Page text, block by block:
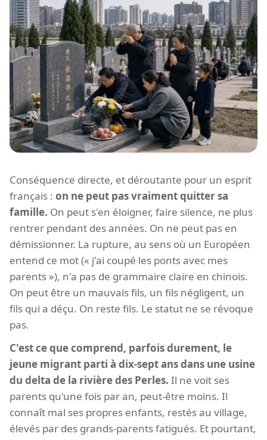
Conséquence directe, et déroutante pour un esprit
français : on ne peut pas vraiment quitter sa
famille. On peut s'en éloigner, faire silence, ne plus
rentrer pendant des années. On ne peut pas en
démissionner. La rupture, au sens où un Européen
entend ce mot (« j'ai coupé les ponts avec mes
parents »), n'a pas de grammaire claire en chinois.
On peut être un mauvais fils, un fils négligent, un
fils qui a déçu. On reste fils. Le statut ne se révoque
pas.
C'est ce que comprend, parfois durement, le
jeune migrant parti à dix-sept ans dans une usine
du delta de la rivière des Perles. Il ne voit ses
parents qu'une fois par an, peut-être moins. Il
connaît mal ses propres enfants, restés au village,
élevés par des grands-parents fatigués. Et pourtant,